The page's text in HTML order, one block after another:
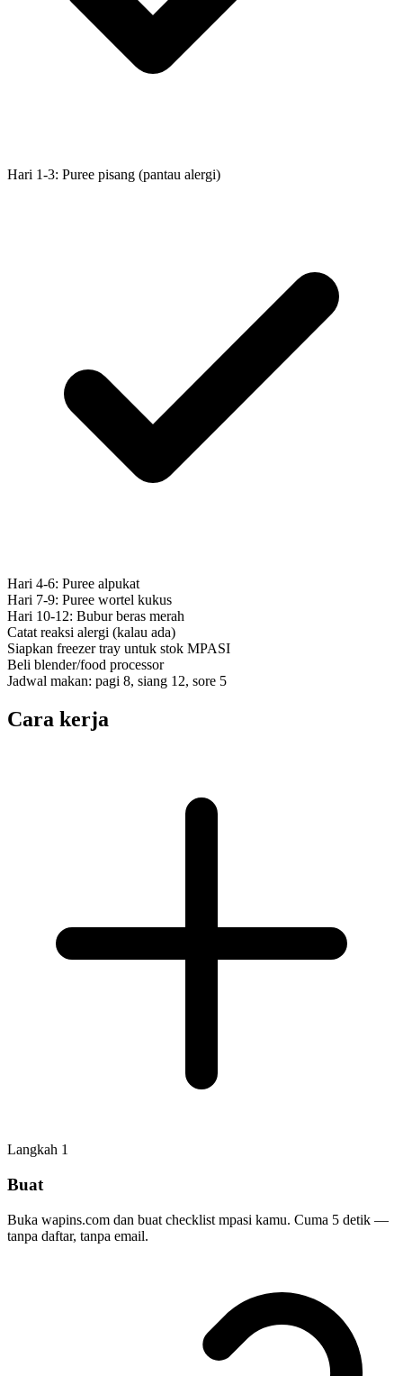
Hari 1-3: Puree pisang (pantau alergi)
Hari 4-6: Puree alpukat
Hari 7-9: Puree wortel kukus
Hari 10-12: Bubur beras merah
Catat reaksi alergi (kalau ada)
Siapkan freezer tray untuk stok MPASI
Beli blender/food processor
Jadwal makan: pagi 8, siang 12, sore 5
Cara kerja
Langkah 1
Buat
Buka wapins.com dan buat checklist mpasi kamu. Cuma 5 detik —
tanpa daftar, tanpa email.